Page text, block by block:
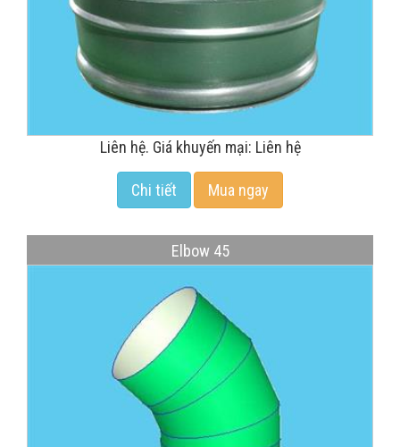
Liên hệ. Giá khuyến mại: Liên hệ
Chi tiết Mua ngay
Elbow 45